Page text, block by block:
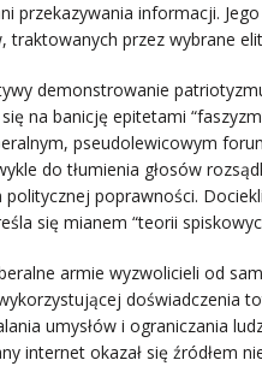
przekazywania informacji.
traktowanych przez wybrane
demonstrowanie
na banicję epitetami
pseudolewicowym
do tłumienia głosów
poprawności.
się mianem “teorii
armie wyzwolicieli od
doświadczenia
umysłów i ograniczania
internet okazał się źródłem